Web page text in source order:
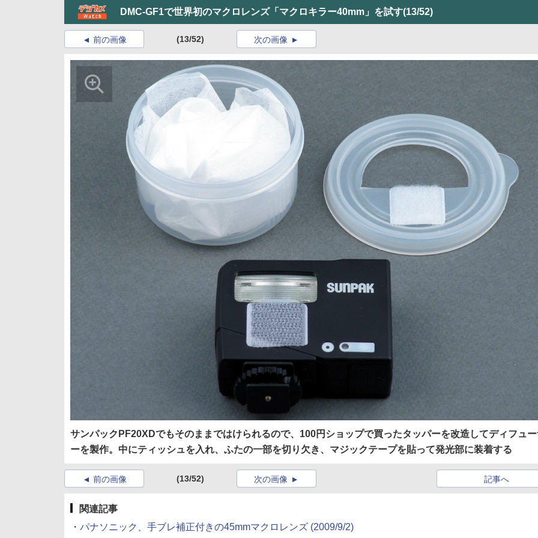
DMC-GF1で世界初のマクロレンズ「マクロキラー40mm」を試す(13/52)
前の画像 (13/52) 次の画像
サンパックPF20XDでもそのままではけられるので、100円ショップで買ったタッパーを改造してディフュ
ーを製作。中にティッシュを入れ、ふたの一部を切り欠き、マジックテープを貼って発光部に装着する
前の画像 (13/52) 記事へ
次の画像
関連記事
・ パナソニック、手ブレ補正付きの45mmマクロレンズ (2009/9/2)